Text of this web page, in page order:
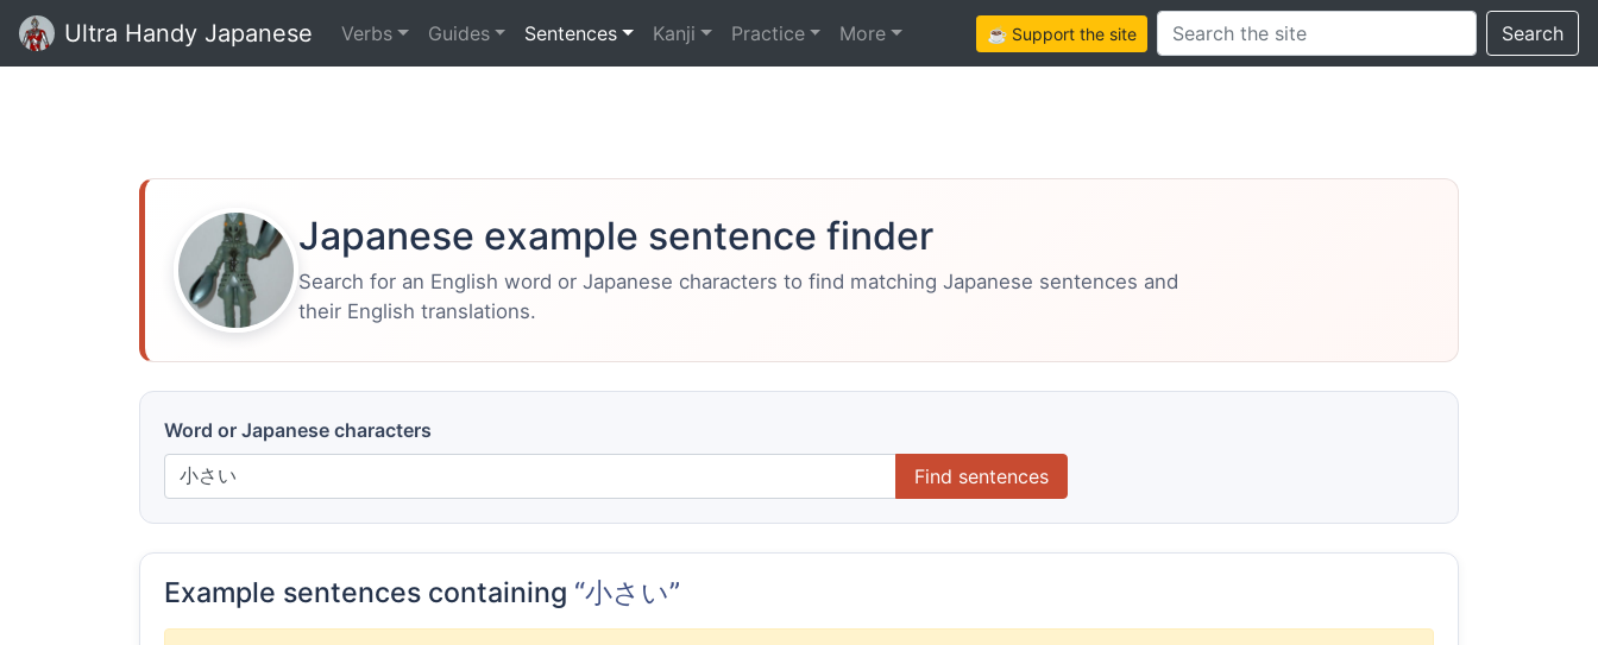
Ultra Handy Japanese Verbs Guides Sentences Kanji Practice More ☕ Support the siteSearch this site Search
Japanese example sentence finder
Search for an English word or Japanese characters to find matching Japanese sentences and
their English translations.
Word or Japanese characters
Find sentences
Example sentences containing “小さい”